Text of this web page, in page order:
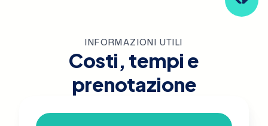
INFORMAZIONI UTILI
Costi, tempi e
prenotazione